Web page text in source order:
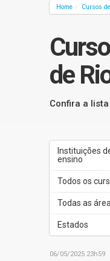
Home / Cursos
de
Confira a
Instituições
ensino
Todos os
Todas as
Estados
06/05/2025 23h59